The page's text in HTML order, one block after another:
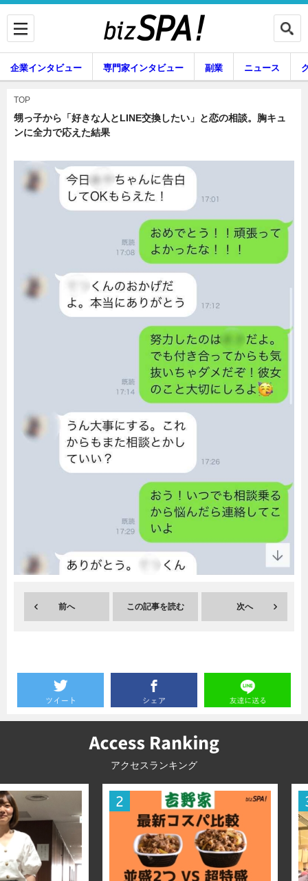
企業インタビュー 専門家インタビュー
ニュース
エンタメ
連載一覧
企業インタビュー 専門家インタビュー 副業 ニュース
暮らし
TOP
甥っ子から「好きな人とLINE交換したい」と恋の相談。胸キュ
ンに全力で応えた結果
前へ この記事を読む 次へ
アクセスランキング